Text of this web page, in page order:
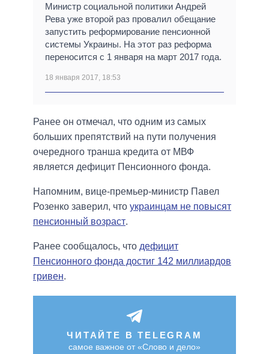
Министр социальной политики Андрей
Рева уже второй раз провалил обещание
запустить реформирование пенсионной
системы Украины. На этот раз реформа
переносится с 1 января на март 2017 года.
18 января 2017, 18:53
Ранее он отмечал, что одним из самых
больших препятствий на пути получения
очередного транша кредита от МВФ
является дефицит Пенсионного фонда.
Напомним, вице-премьер-министр Павел
Розенко заверил, что украинцам не повысят
пенсионный возраст.
Ранее сообщалось, что дефицит
Пенсионного фонда достиг 142 миллиардов
гривен.
ЧИТАЙТЕ В TELEGRAM
самое важное от «Слово и дело»